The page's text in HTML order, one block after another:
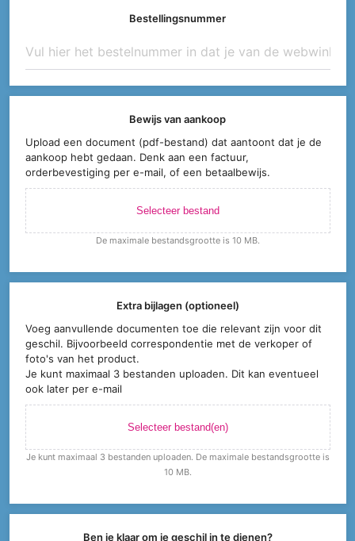
Bestellingsnummer
Bewijs van aankoop
Upload een document (pdf-bestand) dat aantoont dat je de
aankoop hebt gedaan. Denk aan een factuur,
orderbevestiging per e-mail, of een betaalbewijs.
Selecteer bestand
De maximale bestandsgrootte is 10 MB.
Extra bijlagen (optioneel)
Voeg aanvullende documenten toe die relevant zijn voor dit
geschil. Bijvoorbeeld correspondentie met de verkoper of
foto's van het product.
Je kunt maximaal 3 bestanden uploaden. Dit kan eventueel
ook later per e-mail
Selecteer bestand(en)
Je kunt maximaal 3 bestanden uploaden. De maximale bestandsgrootte is
10 MB.
Ben je klaar om je geschil in te dienen?